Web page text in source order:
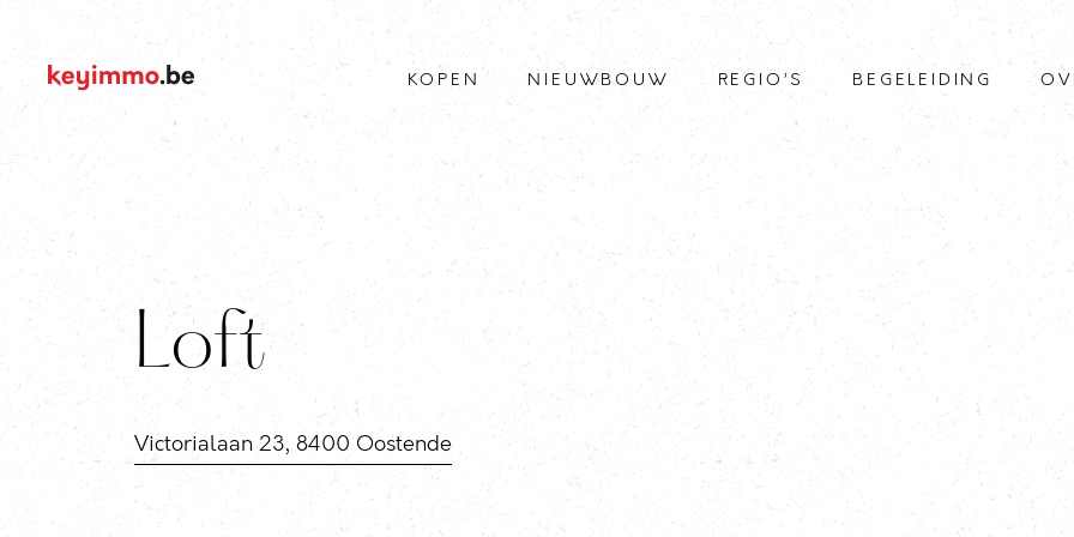
KOPEN NIEUWBOUW REGIO’S BEGELEIDING
Loft
Victorialaan 23, 8400 Oostende